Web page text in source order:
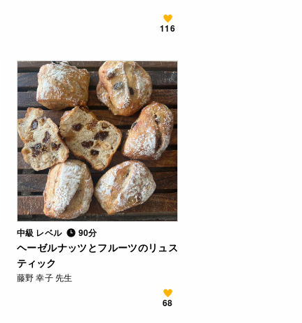
116
中級 レベル 90分
ヘーゼルナッツとフルーツのリュス
ティック
藤野 幸子 先生
68